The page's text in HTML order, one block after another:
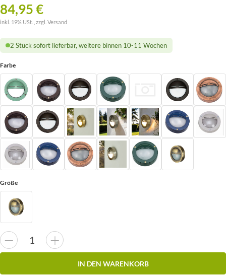
84,95 €
inkl. 19% USt. , zzgl. Versand
2 Stück sofort lieferbar, weitere binnen 10-11 Wochen
Farbe
Größe
IN DEN WARENKORB